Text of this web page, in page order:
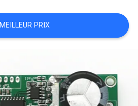
MEILLEUR PRIX